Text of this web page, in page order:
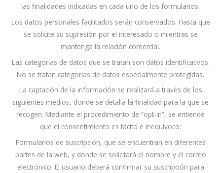
las finalidades indicadas en cada uno de los formularios.
Los datos personales facilitados serán conservados: Hasta que
se solicite su supresión por el interesado o mientras se
mantenga la relación comercial.
Las categorías de datos que se tratan son datos identificativos.
No se tratan categorías de datos especialmente protegidas.
La captación de la información se realizará a través de los
siguientes medios, donde se detalla la finalidad para la que se
recogen. Mediante el procedimiento de “opt-in”, se entiende
que el consentimiento es tácito e inequívoco:
Formularios de suscripción, que se encuentran en diferentes
partes de la web, y donde se solicitará el nombre y el correo
electrónico. El usuario deberá confirmar su suscripción para